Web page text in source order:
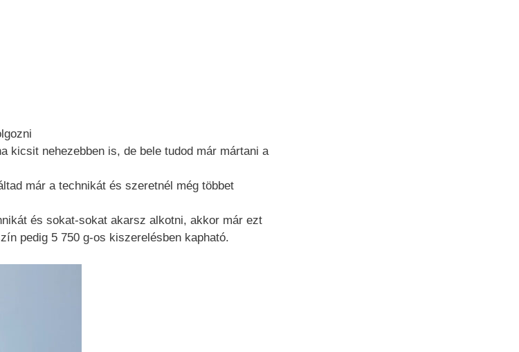
kicsit nehezebben is, de bele tudod már mártani a
már a technikát és szeretnél még többet
és sokat-sokat akarsz alkotni, akkor már ezt
pedig 5 750 g-os kiszerelésben kapható.